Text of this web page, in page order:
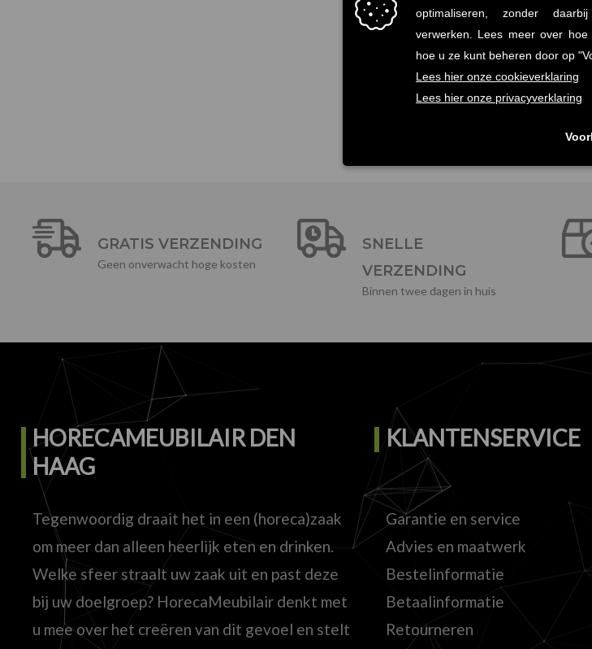
228.00
(Prijs incl.
btw: €275,88)
€
GRATIS VERZENDING
Geen onverwacht hoge kosten
SNELLE
VERZENDING
Binnen twee dagen in huis
HORECAMEUBILAIR DEN
HAAG
Tegenwoordig draait het in een (horeca)zaak
om meer dan alleen heerlijk eten en drinken.
Welke sfeer straalt uw zaak uit en past deze
bij uw doelgroep? HorecaMeubilair denkt met
u mee over het creëren van dit gevoel en stelt
KLANTENSERVICE
Garantie en service
Advies en maatwerk
Bestelinformatie
Betaalinformatie
Retourneren